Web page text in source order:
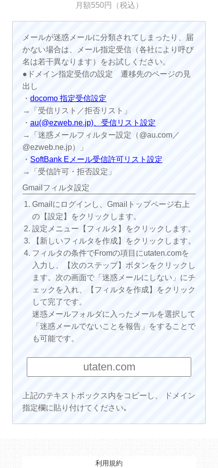
月額550円（税込）
メールが迷惑メールに分類されてしまったり、届
かない場合は、メール指定受信（各社により呼び
名は若干異なります）をお試しください。
●ドメイン指定受信の設定 遷移先のページの見
出し
・ docomo 指定受信設定
→「受信リスト／拒否リスト」
・ au(@ezweb.ne.jp)、受信リスト設定
→「迷惑メールフィルター設定（@au.com／
@ezweb.ne.jp）」
・ SoftBank Eメール受信許可リスト設定
→「受信許可・拒否設定」
Gmailフィルタ設定
Gmailにログインし、Gmailトップページ右上
の【設定】をクリックします。
設定メニュー【フィルタ】をクリックします。
【新しいフィルタを作成】をクリックします。
フィルタの条件でFromの項目にutaten.comを
入力し、【次のステップ】ボタンをクリックし
ます。次の画面で「迷惑メールにしない」にチ
ェックを入れ、【フィルタを作成】をクリック
して完了です。
迷惑メールフォルダに入ったメールを選択して
「迷惑メールでないことを報告」をすることで
も可能です。
上記のテキストボックス内をコピーし、 ドメイン
指定欄に貼り付けてください｡
利用規約